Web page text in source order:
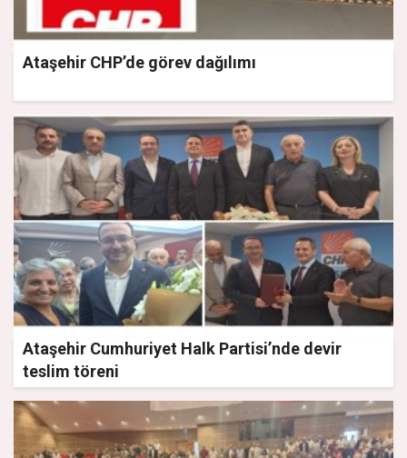
Ataşehir CHP’de görev dağılımı
Ataşehir Cumhuriyet Halk Partisi’nde devir
teslim töreni